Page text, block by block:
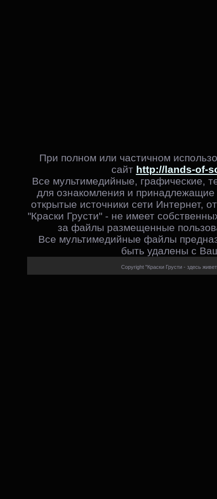
При полном или частичном
сайт http://lands-of-
Все мультимедийные, графические,
для ознакомления и
открытые источники сети Интернет,
"Краски Грусти" - не имеет
за файлы размещенные
Все мультимедийные файлы
быть удалены с
Copyright "Краски Грусти - здесь